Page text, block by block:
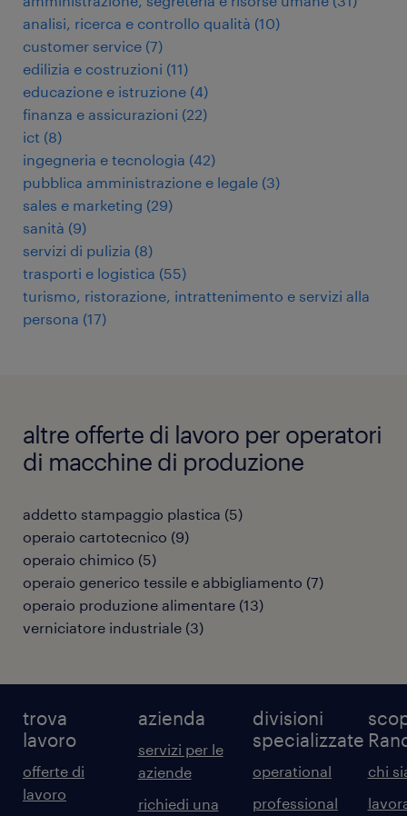
analisi, ricerca e controllo qualità (10)
customer service (7)
edilizia e costruzioni (11)
educazione e istruzione (4)
finanza e assicurazioni (22)
ict (8)
ingegneria e tecnologia (42)
pubblica amministrazione e legale (3)
sales e marketing (29)
sanità (9)
servizi di pulizia (8)
trasporti e logistica (55)
turismo, ristorazione, intrattenimento e servizi alla
persona (17)
altre offerte di lavoro per operatori
di macchine di produzione
addetto stampaggio plastica (5)
operaio cartotecnico (9)
operaio chimico (5)
operaio generico tessile e abbigliamento (7)
operaio produzione alimentare (13)
verniciatore industriale (3)
trova
lavoro
offerte di
lavoro
azienda
servizi per le
aziende
richiedi una
divisioni
specializzate
operational
professional
chi